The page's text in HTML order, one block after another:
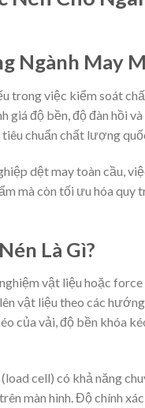
Ngành May
trong việc kiểm soát
giá độ bền, độ đàn hồi
chuẩn chất lượng
dệt may toàn cầu,
mà còn tối ưu hóa quy
Là Gì?
vật liệu hoặc
vật liệu theo các hướng
của vải, độ bền khóa
cell) có khả năng
màn hình. Độ chính